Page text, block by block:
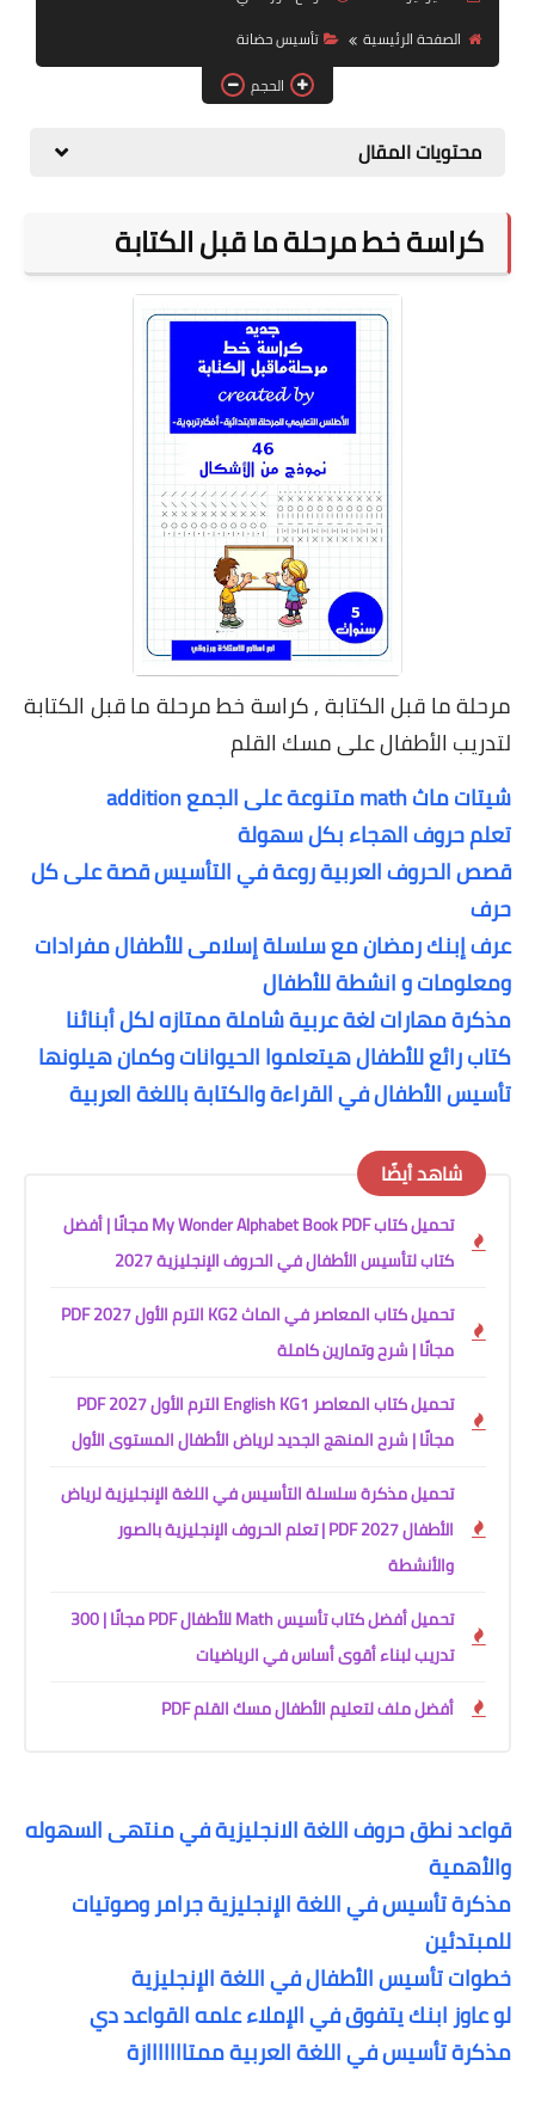
موضوعات
تربويات
روايات
صحة
الصفحة الرئيسية
تأسيس حضانة
الحجم
محتويات المقال
كراسة خط مرحلة ما قبل الكتابة
مرحلة ما قبل الكتابة , كراسة خط مرحلة ما قبل الكتابة
لتدريب الأطفال على مسك القلم
شيتات ماث math متنوعة على الجمع addition
تعلم حروف الهجاء بكل سهولة
قصص الحروف العربية روعة في التأسيس قصة على كل
حرف
عرف إبنك رمضان مع سلسلة إسلامى للأطفال مفرادات
ومعلومات و انشطة للأطفال
مذكرة مهارات لغة عربية شاملة ممتازه لكل أبنائنا
كتاب رائع للأطفال هيتعلموا الحيوانات وكمان هيلونها
تأسيس الأطفال في القراءة والكتابة باللغة العربية
شاهد أيضًا
تحميل كتاب My Wonder Alphabet Book PDF مجانًا | أفضل
كتاب لتأسيس الأطفال في الحروف الإنجليزية 2027
تحميل كتاب المعاصر في الماث KG2 الترم الأول 2027 PDF
مجانًا | شرح وتمارين كاملة
تحميل كتاب المعاصر English KG1 الترم الأول 2027 PDF
مجانًا | شرح المنهج الجديد لرياض الأطفال المستوى الأول
تحميل مذكرة سلسلة التأسيس في اللغة الإنجليزية لرياض
الأطفال PDF 2027 | تعلم الحروف الإنجليزية بالصور
والأنشطة
تحميل أفضل كتاب تأسيس Math للأطفال PDF مجانًا | 300
تدريب لبناء أقوى أساس في الرياضيات
أفضل ملف لتعليم الأطفال مسك القلم PDF
قواعد نطق حروف اللغة الانجليزية في منتهى السهوله
والأهمية
مذكرة تأسيس في اللغة الإنجليزية جرامر وصوتيات
للمبتدئين
خطوات تأسيس الأطفال في اللغة الإنجليزية
لو عاوز ابنك يتفوق في الإملاء علمه القواعد دي
مذكرة تأسيس في اللغة العربية ممتااااااازة